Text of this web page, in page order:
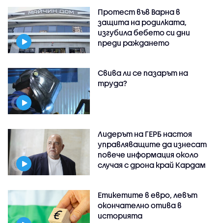
Протест във Варна в
защита на родилката,
изгубила бебето си дни
преди раждането
Свива ли се пазарът на
труда?
Лидерът на ГЕРБ настоя
управляващите да изнесат
повече информация около
случая с дрона край Кардам
Етикетите в евро, левът
окончателно отива в
историята